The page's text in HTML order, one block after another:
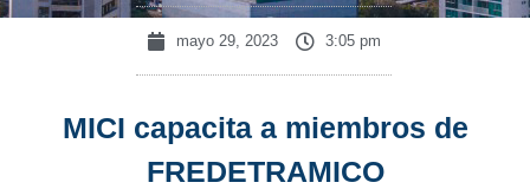
mayo 29, 2023 3:05 pm
MICI capacita a miembros de
FREDETRAMICO